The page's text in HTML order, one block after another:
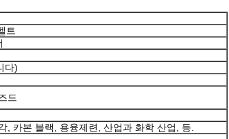
트
다)
드
, 카본 블랙, 용융제련, 산업과 화학 산업, 등.